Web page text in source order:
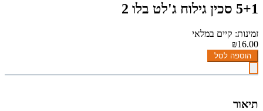
5+1 סכין גילוח ג'לט בלו 2
זמינות: קיים במלאי
₪16.00
הוספה לסל
תיאור